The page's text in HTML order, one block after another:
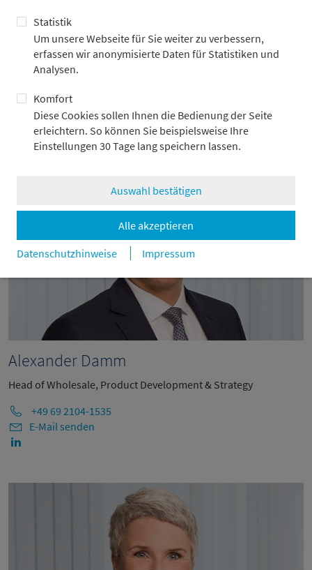
Statistik
Um unsere Webseite für Sie weiter zu verbessern,
erfassen wir anonymisierte Daten für Statistiken und
Analysen.
Komfort
Diese Cookies sollen Ihnen die Bedienung der Seite
erleichtern. So können Sie beispielsweise Ihre
Einstellungen 30 Tage lang speichern lassen.
Auswahl bestätigen
Alle akzeptieren
Datenschutzhinweise
Impressum
Wir freuen uns auf den Dialog mit Ihnen!
Besuchen Sie uns an unserem Stand
Nummer 46 auf der Ebene 0
Alexander Damm
Head of Wholesale, Product Development & Strategy
+49 69 2104-1535
E-Mail senden